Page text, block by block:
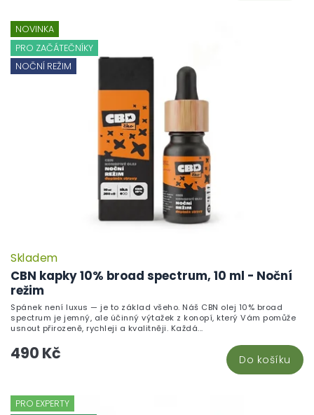
NOVINKA
PRO ZAČÁTEČNÍKY
NOČNÍ REŽIM
CBN kapky 10% broad spectrum, 10 ml - Noční
režim
Skladem
490 Kč Do košíku
Spánek není luxus — je to základ všeho. Náš CBN olej 10% broad
spectrum je jemný, ale účinný výtažek z konopí, který Vám pomůže
usnout přirozeně, rychleji a kvalitněji. Každá...
PRO EXPERTY